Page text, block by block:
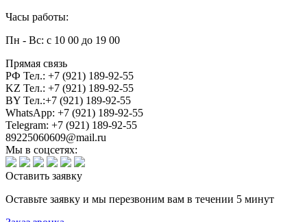
Часы работы:
Пн - Вс: с 10 00 до 19 00
Прямая связь
РФ Тел.: +7 (921) 189-92-55
KZ Тел.: +7 (921) 189-92-55
BY Тел.:+7 (921) 189-92-55
WhatsApp: +7 (921) 189-92-55
Telegram: +7 (921) 189-92-55
89225060609@mail.ru
Мы в соцсетях:
Оставить заявку
Оставьте заявку и мы перезвоним вам в течении 5 минут